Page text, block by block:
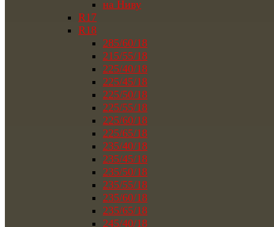
на Ниву
R17
R18
285/60/18
215/55/18
225/40/18
225/45/18
225/50/18
225/55/18
225/60/18
225/65/18
235/40/18
235/45/18
235/50/18
235/55/18
235/60/18
235/65/18
245/40/18